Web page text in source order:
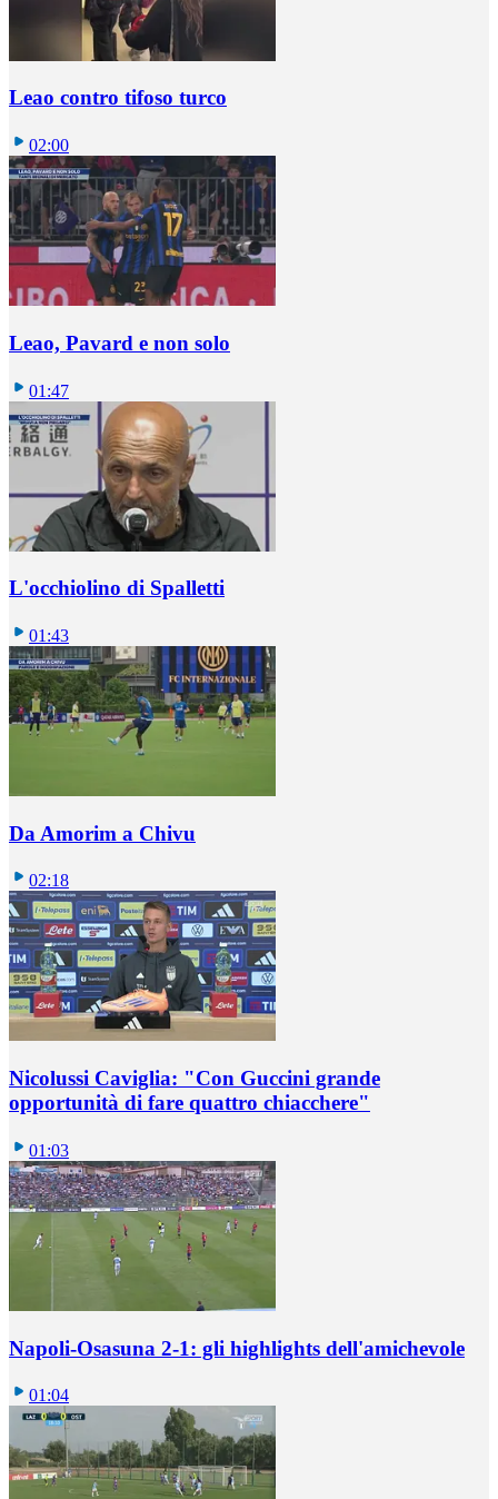
Leao contro tifoso turco
02:00
Leao, Pavard e non solo
01:47
L'occhiolino di Spalletti
01:43
Da Amorim a Chivu
02:18
Nicolussi Caviglia: "Con Guccini grande
opportunità di fare quattro chiacchere"
01:03
Napoli-Osasuna 2-1: gli highlights dell'amichevole
01:04